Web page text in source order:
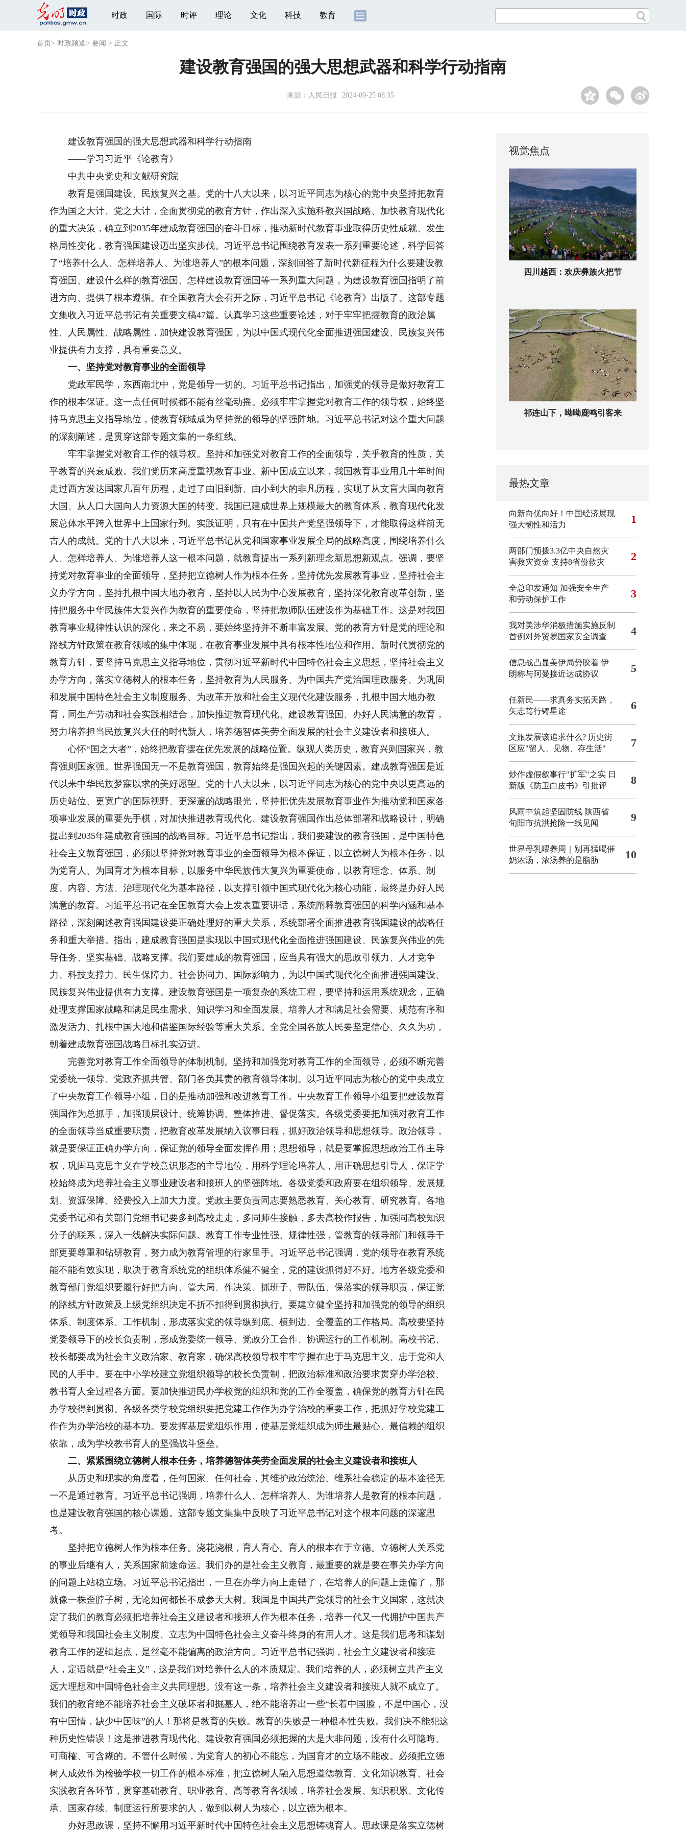
时政 国际 时评 理论 文化 科技 教育
首页 > 时政频道> 要闻 > 正文
建设教育强国的强大思想武器和科学行动指南
来源： 人民日报 2024-09-25 08:35
建设教育强国的强大思想武器和科学行动指南
——学习习近平《论教育》
中共中央党史和文献研究院
教育是强国建设、民族复兴之基。党的十八大以来，以习近平同志为核心的党中央坚持把教育
作为国之大计、党之大计，全面贯彻党的教育方针，作出深入实施科教兴国战略、加快教育现代化
的重大决策，确立到2035年建成教育强国的奋斗目标，推动新时代教育事业取得历史性成就、发生
格局性变化，教育强国建设迈出坚实步伐。习近平总书记围绕教育发表一系列重要论述，科学回答
了“培养什么人、怎样培养人、为谁培养人”的根本问题，深刻回答了新时代新征程为什么要建设教
育强国、建设什么样的教育强国、怎样建设教育强国等一系列重大问题，为建设教育强国指明了前
进方向、提供了根本遵循。在全国教育大会召开之际，习近平总书记《论教育》出版了。这部专题
文集收入习近平总书记有关重要文稿47篇。认真学习这些重要论述，对于牢牢把握教育的政治属
性、人民属性、战略属性，加快建设教育强国，为以中国式现代化全面推进强国建设、民族复兴伟
业提供有力支撑，具有重要意义。
一、坚持党对教育事业的全面领导
党政军民学，东西南北中，党是领导一切的。习近平总书记指出，加强党的领导是做好教育工
作的根本保证。这一点任何时候都不能有丝毫动摇。必须牢牢掌握党对教育工作的领导权，始终坚
持马克思主义指导地位，使教育领域成为坚持党的领导的坚强阵地。习近平总书记对这个重大问题
的深刻阐述，是贯穿这部专题文集的一条红线。
牢牢掌握党对教育工作的领导权。坚持和加强党对教育工作的全面领导，关乎教育的性质，关
乎教育的兴衰成败。我们党历来高度重视教育事业。新中国成立以来，我国教育事业用几十年时间
走过西方发达国家几百年历程，走过了由旧到新、由小到大的非凡历程，实现了从文盲大国向教育
大国、从人口大国向人力资源大国的转变。我国已建成世界上规模最大的教育体系，教育现代化发
展总体水平跨入世界中上国家行列。实践证明，只有在中国共产党坚强领导下，才能取得这样前无
古人的成就。党的十八大以来，习近平总书记从党和国家事业发展全局的战略高度，围绕培养什么
人、怎样培养人、为谁培养人这一根本问题，就教育提出一系列新理念新思想新观点。强调，要坚
持党对教育事业的全面领导，坚持把立德树人作为根本任务，坚持优先发展教育事业，坚持社会主
义办学方向，坚持扎根中国大地办教育，坚持以人民为中心发展教育，坚持深化教育改革创新，坚
持把服务中华民族伟大复兴作为教育的重要使命，坚持把教师队伍建设作为基础工作。这是对我国
教育事业规律性认识的深化，来之不易，要始终坚持并不断丰富发展。党的教育方针是党的理论和
路线方针政策在教育领域的集中体现，在教育事业发展中具有根本性地位和作用。新时代贯彻党的
教育方针，要坚持马克思主义指导地位，贯彻习近平新时代中国特色社会主义思想，坚持社会主义
办学方向，落实立德树人的根本任务，坚持教育为人民服务、为中国共产党治国理政服务、为巩固
和发展中国特色社会主义制度服务、为改革开放和社会主义现代化建设服务，扎根中国大地办教
育，同生产劳动和社会实践相结合，加快推进教育现代化、建设教育强国、办好人民满意的教育，
努力培养担当民族复兴大任的时代新人，培养德智体美劳全面发展的社会主义建设者和接班人。
心怀“国之大者”，始终把教育摆在优先发展的战略位置。纵观人类历史，教育兴则国家兴，教
育强则国家强。世界强国无一不是教育强国，教育始终是强国兴起的关键因素。建成教育强国是近
代以来中华民族梦寐以求的美好愿望。党的十八大以来，以习近平同志为核心的党中央以更高远的
历史站位、更宽广的国际视野、更深邃的战略眼光，坚持把优先发展教育事业作为推动党和国家各
项事业发展的重要先手棋，对加快推进教育现代化、建设教育强国作出总体部署和战略设计，明确
提出到2035年建成教育强国的战略目标。习近平总书记指出，我们要建设的教育强国，是中国特色
社会主义教育强国，必须以坚持党对教育事业的全面领导为根本保证，以立德树人为根本任务，以
为党育人、为国育才为根本目标，以服务中华民族伟大复兴为重要使命，以教育理念、体系、制
度、内容、方法、治理现代化为基本路径，以支撑引领中国式现代化为核心功能，最终是办好人民
满意的教育。习近平总书记在全国教育大会上发表重要讲话，系统阐释教育强国的科学内涵和基本
路径，深刻阐述教育强国建设要正确处理好的重大关系，系统部署全面推进教育强国建设的战略任
务和重大举措。指出，建成教育强国是实现以中国式现代化全面推进强国建设、民族复兴伟业的先
导任务、坚实基础、战略支撑。我们要建成的教育强国，应当具有强大的思政引领力、人才竞争
力、科技支撑力、民生保障力、社会协同力、国际影响力，为以中国式现代化全面推进强国建设、
民族复兴伟业提供有力支撑。建设教育强国是一项复杂的系统工程，要坚持和运用系统观念，正确
处理支撑国家战略和满足民生需求、知识学习和全面发展、培养人才和满足社会需要、规范有序和
激发活力、扎根中国大地和借鉴国际经验等重大关系。全党全国各族人民要坚定信心、久久为功，
朝着建成教育强国战略目标扎实迈进。
完善党对教育工作全面领导的体制机制。坚持和加强党对教育工作的全面领导，必须不断完善
党委统一领导、党政齐抓共管、部门各负其责的教育领导体制。以习近平同志为核心的党中央成立
了中央教育工作领导小组，目的是推动加强和改进教育工作。中央教育工作领导小组要把建设教育
强国作为总抓手，加强顶层设计、统筹协调、整体推进、督促落实。各级党委要把加强对教育工作
的全面领导当成重要职责，把教育改革发展纳入议事日程，抓好政治领导和思想领导。政治领导，
就是要保证正确办学方向，保证党的领导全面发挥作用；思想领导，就是要掌握思想政治工作主导
权，巩固马克思主义在学校意识形态的主导地位，用科学理论培养人，用正确思想引导人，保证学
校始终成为培养社会主义事业建设者和接班人的坚强阵地。各级党委和政府要在组织领导、发展规
划、资源保障、经费投入上加大力度。党政主要负责同志要熟悉教育、关心教育、研究教育。各地
党委书记和有关部门党组书记要多到高校走走，多同师生接触，多去高校作报告，加强同高校知识
分子的联系，深入一线解决实际问题。教育工作专业性强、规律性强，管教育的领导部门和领导干
部更要尊重和钻研教育，努力成为教育管理的行家里手。习近平总书记强调，党的领导在教育系统
能不能有效实现，取决于教育系统党的组织体系健不健全，党的建设抓得好不好。地方各级党委和
教育部门党组织要履行好把方向、管大局、作决策、抓班子、带队伍、保落实的领导职责，保证党
的路线方针政策及上级党组织决定不折不扣得到贯彻执行。要建立健全坚持和加强党的领导的组织
体系、制度体系、工作机制，形成落实党的领导纵到底、横到边、全覆盖的工作格局。高校要坚持
党委领导下的校长负责制，形成党委统一领导、党政分工合作、协调运行的工作机制。高校书记、
校长都要成为社会主义政治家、教育家，确保高校领导权牢牢掌握在忠于马克思主义、忠于党和人
民的人手中。要在中小学校建立党组织领导的校长负责制，把政治标准和政治要求贯穿办学治校、
教书育人全过程各方面。要加快推进民办学校党的组织和党的工作全覆盖，确保党的教育方针在民
办学校得到贯彻。各级各类学校党组织要把党建工作作为办学治校的重要工作，把抓好学校党建工
作作为办学治校的基本功。要发挥基层党组织作用，使基层党组织成为师生最贴心、最信赖的组织
依靠，成为学校教书育人的坚强战斗堡垒。
二、紧紧围绕立德树人根本任务，培养德智体美劳全面发展的社会主义建设者和接班人
从历史和现实的角度看，任何国家、任何社会，其维护政治统治、维系社会稳定的基本途径无
一不是通过教育。习近平总书记强调，培养什么人、怎样培养人、为谁培养人是教育的根本问题，
也是建设教育强国的核心课题。这部专题文集集中反映了习近平总书记对这个根本问题的深邃思
考。
坚持把立德树人作为根本任务。浇花浇根，育人育心。育人的根本在于立德。立德树人关系党
的事业后继有人，关系国家前途命运。我们办的是社会主义教育，最重要的就是要在事关办学方向
的问题上站稳立场。习近平总书记指出，一旦在办学方向上走错了，在培养人的问题上走偏了，那
就像一株歪脖子树，无论如何都长不成参天大树。我国是中国共产党领导的社会主义国家，这就决
定了我们的教育必须把培养社会主义建设者和接班人作为根本任务，培养一代又一代拥护中国共产
党领导和我国社会主义制度、立志为中国特色社会主义奋斗终身的有用人才。这是我们思考和谋划
教育工作的逻辑起点，是丝毫不能偏离的政治方向。习近平总书记强调，社会主义建设者和接班
人，定语就是“社会主义”，这是我们对培养什么人的本质规定。我们培养的人，必须树立共产主义
远大理想和中国特色社会主义共同理想。没有这一条，培养社会主义建设者和接班人就不成立了。
我们的教育绝不能培养社会主义破坏者和掘墓人，绝不能培养出一些“长着中国脸，不是中国心，没
有中国情，缺少中国味”的人！那将是教育的失败。教育的失败是一种根本性失败。我们决不能犯这
种历史性错误！这是推进教育现代化、建设教育强国必须把握的大是大非问题，没有什么可隐晦、
可商榷、可含糊的。不管什么时候，为党育人的初心不能忘，为国育才的立场不能改。必须把立德
树人成效作为检验学校一切工作的根本标准，把立德树人融入思想道德教育、文化知识教育、社会
实践教育各环节，贯穿基础教育、职业教育、高等教育各领域，培养社会发展、知识积累、文化传
承、国家存续、制度运行所要求的人，做到以树人为核心，以立德为根本。
办好思政课，坚持不懈用习近平新时代中国特色社会主义思想铸魂育人。思政课是落实立德树
视觉焦点
四川越西：欢庆彝族火把节
祁连山下，呦呦鹿鸣引客来
最热文章
向新向优向好！中国经济展现
强大韧性和活力
1
两部门预拨3.3亿中央自然灾
害救灾资金 支持8省份救灾
2
全总印发通知 加强安全生产
和劳动保护工作
3
我对美涉华消极措施实施反制
首例对外贸易国家安全调查
4
信息战凸显美伊局势胶着 伊
朗称与阿曼接近达成协议
5
任新民——求真务实拓天路，
矢志笃行铸星途
6
文旅发展该追求什么? 历史街
区应"留人、见物、存生活"
7
炒作虚假叙事行"扩军"之实 日
新版《防卫白皮书》引批评
8
风雨中筑起坚固防线 陕西省
旬阳市抗洪抢险一线见闻
9
世界母乳喂养周｜别再猛喝催
奶浓汤，浓汤养的是脂肪
10